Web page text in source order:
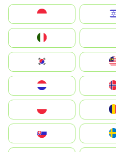
South Korea